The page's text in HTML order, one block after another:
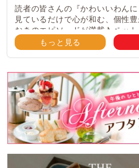
読者の皆さんの『かわいいわん
見ているだけで心が和む、個性
おきのエピソードが満載♪ ペット
大募集！ みなさんのご自慢のペ
大募集！ 携帯電話・スマホ等で
もっと見る